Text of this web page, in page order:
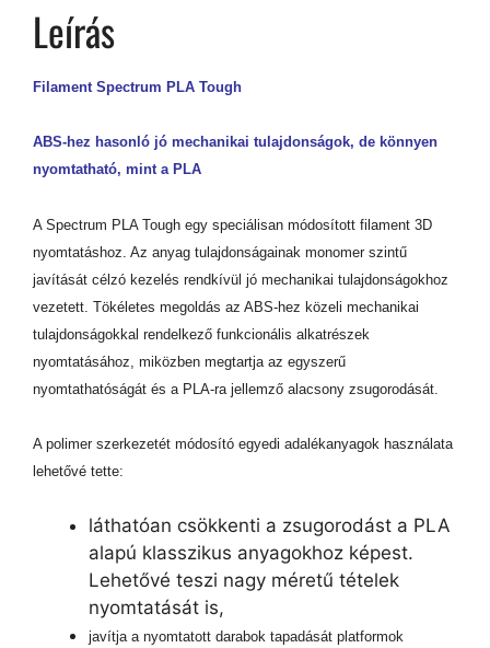
Leírás
Filament Spectrum PLA Tough
ABS-hez hasonló jó mechanikai tulajdonságok, de könnyen
nyomtatható, mint a PLA
A Spectrum PLA Tough egy speciálisan módosított filament 3D
nyomtatáshoz. Az anyag tulajdonságainak monomer szintű
javítását célzó kezelés rendkívül jó mechanikai tulajdonságokhoz
vezetett. Tökéletes megoldás az ABS-hez közeli mechanikai
tulajdonságokkal rendelkező funkcionális alkatrészek
nyomtatásához, miközben megtartja az egyszerű
nyomtathatóságát és a PLA-ra jellemző alacsony zsugorodását.
A polimer szerkezetét módosító egyedi adalékanyagok használata
lehetővé tette:
láthatóan csökkenti a zsugorodást a PLA
alapú klasszikus anyagokhoz képest.
Lehetővé teszi nagy méretű tételek
nyomtatását is,
javítja a nyomtatott darabok tapadását platformok